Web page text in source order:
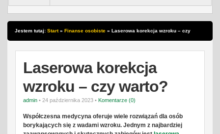
Jestem tutaj: Start» Finanse osobiste » Laserowa korekcja wzroku – czy
warto?
Laserowa korekcja
wzroku – czy warto?
admin • 24 października 2023 • Komentarze (0)
Współczesna medycyna oferuje wiele rozwiązań dla osób
borykających się z wadami wzroku. Jednym z najbardziej